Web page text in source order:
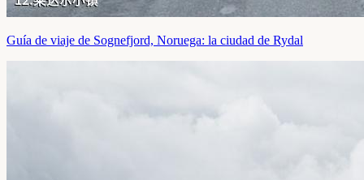
Guía de viaje de Sognefjord, Noruega: la ciudad de Rydal